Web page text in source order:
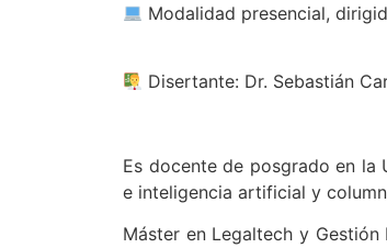
Modalidad presencial,
Disertante: Dr. Sebastián
Es docente de posgrado en la
e inteligencia artificial y
Máster en Legaltech y